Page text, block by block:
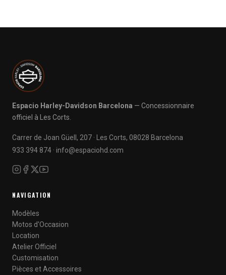
Espacio Harley-Davidson Barcelona — Concessionnaire
officiel à Les Corts.
Carrer de Joan Güell, 207 · Les Corts, 08028 Barcelona
933 394 874 · info@espaciohd.com
NAVIGATION
Modèles
Motos d'Occasion
Location
Atelier Officiel
Customisation
Pièces et Accessoires